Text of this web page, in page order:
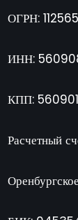
ОГРН:
ИНН:
КПП:
Расчетный